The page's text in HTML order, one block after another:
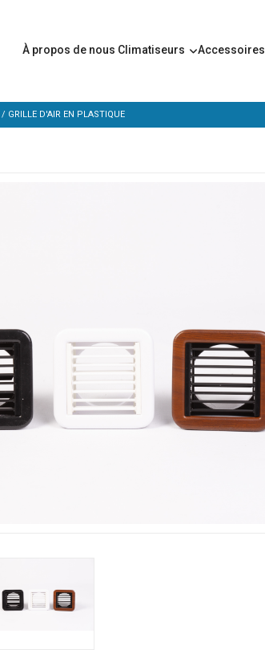
À propos de nous Climatiseurs Accessoires
/ GRILLE D'AIR EN PLASTIQUE